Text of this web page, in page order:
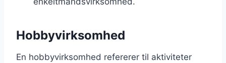
Hobbyvirksomhed
En hobbyvirksomhed refererer til aktiviteter